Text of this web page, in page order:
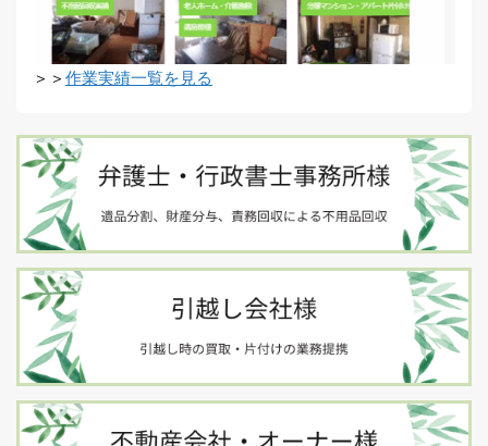
＞＞ 作業実績一覧を見る